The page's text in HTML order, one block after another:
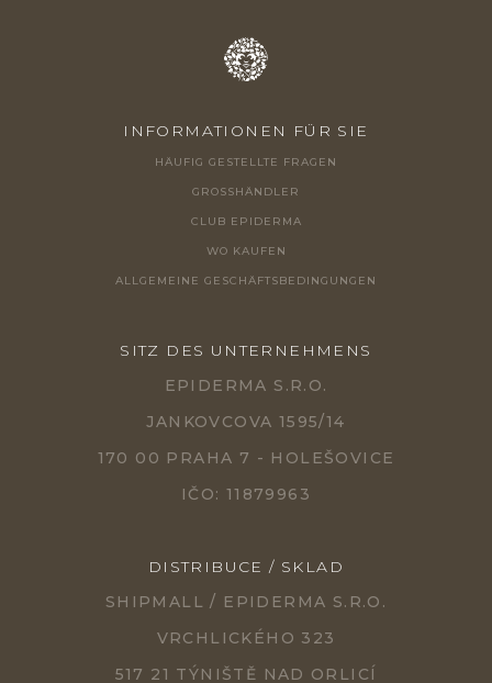
INFORMATIONEN FÜR SIE
HÄUFIG GESTELLTE FRAGEN
GROSSHÄNDLER
CLUB EPIDERMA
WO KAUFEN
ALLGEMEINE GESCHÄFTSBEDINGUNGEN
SITZ DES UNTERNEHMENS
EPIDERMA S.R.O.
JANKOVCOVA 1595/14
170 00 PRAHA 7 - HOLEŠOVICE
IČO: 11879963
DISTRIBUCE / SKLAD
SHIPMALL / EPIDERMA S.R.O.
VRCHLICKÉHO 323
517 21 TÝNIŠTĚ NAD ORLICÍ